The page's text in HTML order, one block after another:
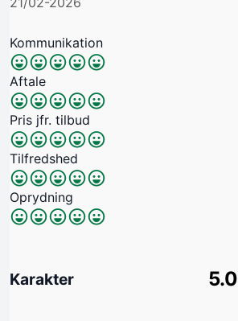
Kommunikation
Aftale
Pris jfr. tilbud
Tilfredshed
Oprydning
Karakter 5.0